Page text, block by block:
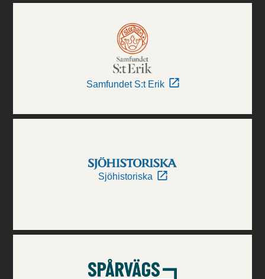
Samfundet S:t Erik
Sjöhistoriska